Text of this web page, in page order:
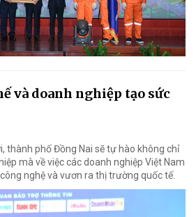
và doanh nghiệp tạo sức
thành phố Đồng Nai sẽ tự hào không chỉ
mà về việc các doanh nghiệp Việt Nam
nghệ và vươn ra thị trường quốc tế.